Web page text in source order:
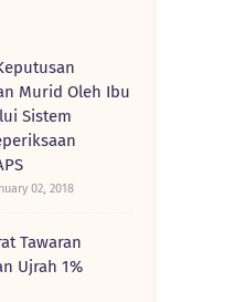
Murid Oleh Ibu
Sistem
02, 2018
Tawaran
Ujrah 1%